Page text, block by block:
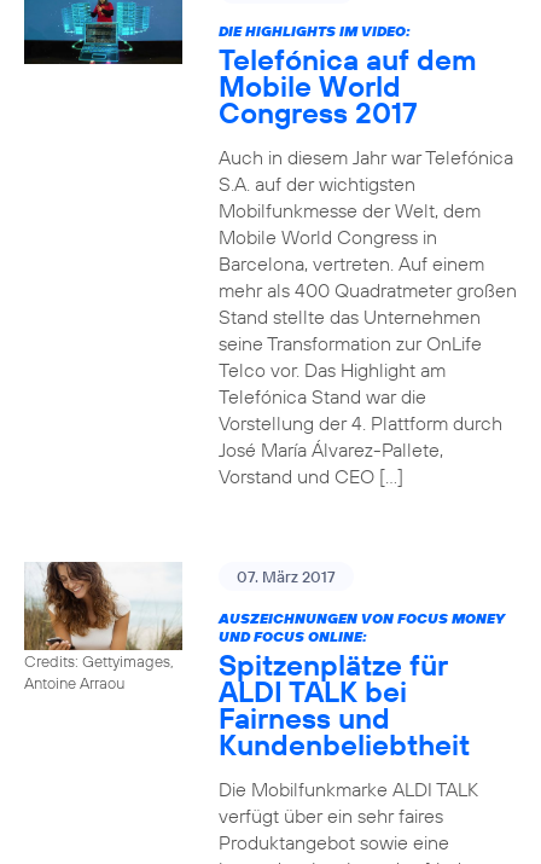
DIE HIGHLIGHTS IM VIDEO:
Telefónica auf dem
Mobile World
Congress 2017
Auch in diesem Jahr war Telefónica
S.A. auf der wichtigsten
Mobilfunkmesse der Welt, dem
Mobile World Congress in
Barcelona, vertreten. Auf einem
mehr als 400 Quadratmeter großen
Stand stellte das Unternehmen
seine Transformation zur OnLife
Telco vor. Das Highlight am
Telefónica Stand war die
Vorstellung der 4. Plattform durch
José María Álvarez-Pallete,
Vorstand und CEO […]
Credits: Gettyimages,
Antoine Arraou
07. März 2017
AUSZEICHNUNGEN VON FOCUS MONEY
UND FOCUS ONLINE:
Spitzenplätze für
ALDI TALK bei
Fairness und
Kundenbeliebtheit
Die Mobilfunkmarke ALDI TALK
verfügt über ein sehr faires
Produktangebot sowie eine